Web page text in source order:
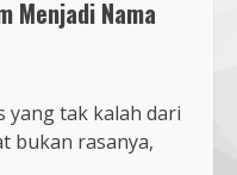
Menjadi Nama
yang tak kalah dari
bukan rasanya,
Seluler
Biometrik, Efektif?